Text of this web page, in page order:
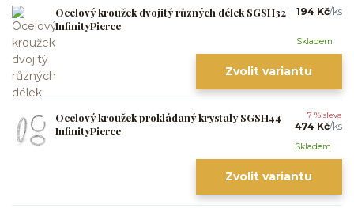
Ocelový kroužek dvojitý různých délek SGSH32
InfinityPierce
194 Kč/ks
Skladem
Zvolit variantu
Ocelový kroužek prokládaný krystaly SGSH44
InfinityPierce
7 % sleva
474 Kč/ks
Skladem
Zvolit variantu